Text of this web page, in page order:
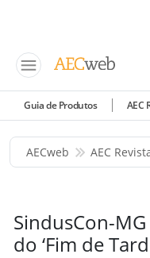
Guia de Produtos AEC
AECweb AEC
SindusCon-
do ‘Fim de